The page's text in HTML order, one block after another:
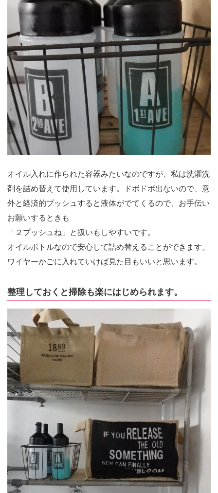
オイル入れに作られた容器みたいなのですが、私は洗濯洗
剤を詰め替えて使用しています。ドボドボ出ないので、意
外と経済的プッシュすると液体がでてくるので、お手伝い
お願いするときも
「２プッシュね」と扱いもしやすいです。
オイルボトルなので安心して詰め替えることができます。
ワイヤーかごに入れていけば見た目もいいと思います。
整理しておくと掃除も楽にはじめられます。